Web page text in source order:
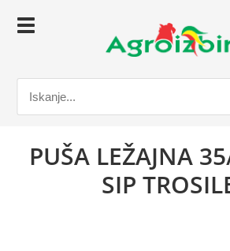
PUŠA LEŽAJNA
SIP